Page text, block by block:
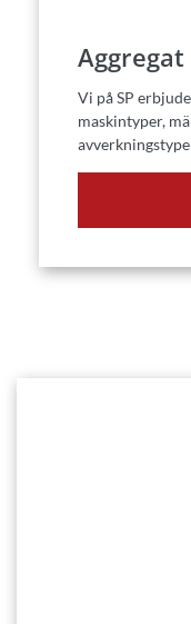
Vi på SP
maskintyper,